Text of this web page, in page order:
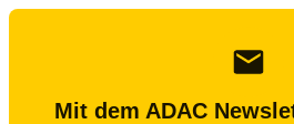
Mit dem ADAC